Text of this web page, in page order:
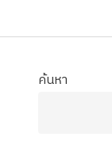
ค้นหา